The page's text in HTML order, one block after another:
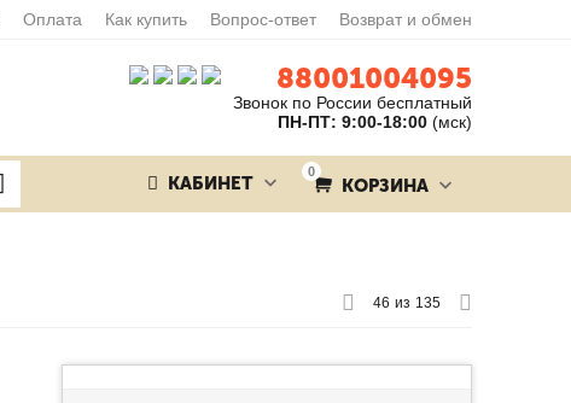
Оплата Как купить Вопрос-ответ Возврат и обмен
88001004095
Звонок по России бесплатный
ПН-ПТ: 9:00-18:00 (мск)
0
КОРЗИНА
КАБИНЕТ
46 из 135